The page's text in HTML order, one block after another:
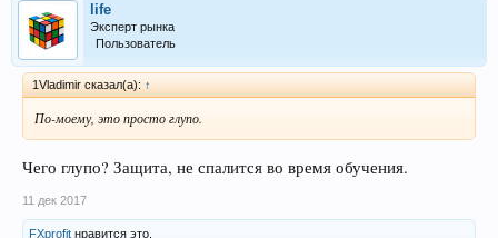
life
Эксперт рынка
Пользователь
1Vladimir сказал(а): ↑
По-моему, это просто глупо.
Чего глупо? Защита, не спалится во время обучения.
11 дек 2017
FXprofit нравится это.